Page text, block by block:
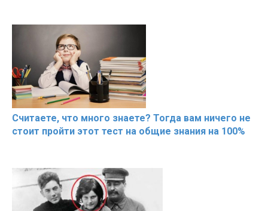
Считаете, что много знаете? Тогда вам ничего не
стоит пройти этот тест на общие знания на 100%